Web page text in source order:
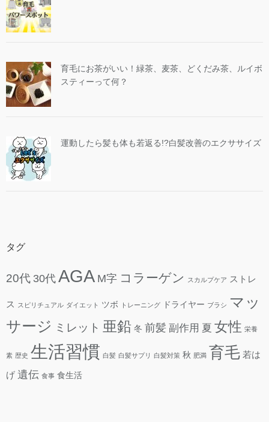
育毛にお茶がいい！緑茶、麦茶、どくだみ茶、ルイボ
スティーって何？
運動したら髪も体も若返る!?白髪改善のエクササイズ
タグ
20代 30代AGA M字 コラーゲン スカルプケア ストレ
ス スピリチュアル ダイエット ツボ トレーニング ドライヤー ブラシ マッ
サージ ミレット 亜鉛 冬 前髪 副作用 夏 女性 栄養
素 歴史 生活習慣 白髪 白髪サプリ 白髪対策 秋 肥満 育毛 若は
げ 遺伝 食事 食生活